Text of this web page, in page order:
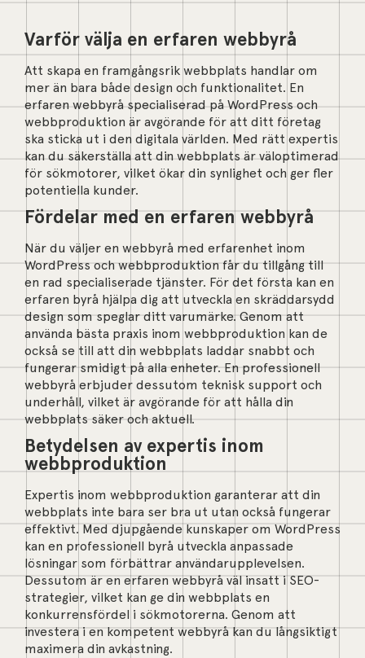
Varför välja en erfaren webbyrå
Att skapa en framgångsrik webbplats handlar om
mer än bara både design och funktionalitet. En
erfaren webbyrå specialiserad på WordPress och
webbproduktion är avgörande för att ditt företag
ska sticka ut i den digitala världen. Med rätt expertis
kan du säkerställa att din webbplats är väloptimerad
för sökmotorer, vilket ökar din synlighet och ger fler
potentiella kunder.
Fördelar med en erfaren webbyrå
När du väljer en webbyrå med erfarenhet inom
WordPress och webbproduktion får du tillgång till
en rad specialiserade tjänster. För det första kan en
erfaren byrå hjälpa dig att utveckla en skräddarsydd
design som speglar ditt varumärke. Genom att
använda bästa praxis inom webbproduktion kan de
också se till att din webbplats laddar snabbt och
fungerar smidigt på alla enheter. En professionell
webbyrå erbjuder dessutom teknisk support och
underhåll, vilket är avgörande för att hålla din
webbplats säker och aktuell.
Betydelsen av expertis inom
webbproduktion
Expertis inom webbproduktion garanterar att din
webbplats inte bara ser bra ut utan också fungerar
effektivt. Med djupgående kunskaper om WordPress
kan en professionell byrå utveckla anpassade
lösningar som förbättrar användarupplevelsen.
Dessutom är en erfaren webbyrå väl insatt i SEO-
strategier, vilket kan ge din webbplats en
konkurrensfördel i sökmotorerna. Genom att
investera i en kompetent webbyrå kan du långsiktigt
maximera din avkastning.